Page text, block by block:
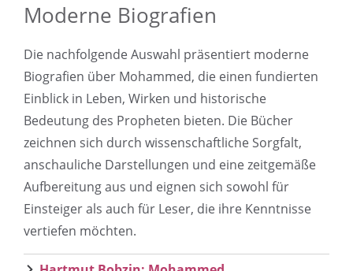
Moderne Biografien
Die nachfolgende Auswahl präsentiert moderne
Biografien über Mohammed, die einen fundierten
Einblick in Leben, Wirken und historische
Bedeutung des Propheten bieten. Die Bücher
zeichnen sich durch wissenschaftliche Sorgfalt,
anschauliche Darstellungen und eine zeitgemäße
Aufbereitung aus und eignen sich sowohl für
Einsteiger als auch für Leser, die ihre Kenntnisse
vertiefen möchten.